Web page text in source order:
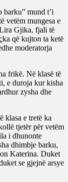
barku” mund t’i
vetëm mungesa e
Gjika, fjali të
që kujton ta ketë
moderatorja
frikë. Në klasë të
e duroja kur kisha
zysha dhe
klasa e tretë ka
tjetër për vetëm
i dhunonte
dhimbje barku,
Katerina. Duket
se gjejnë arsye